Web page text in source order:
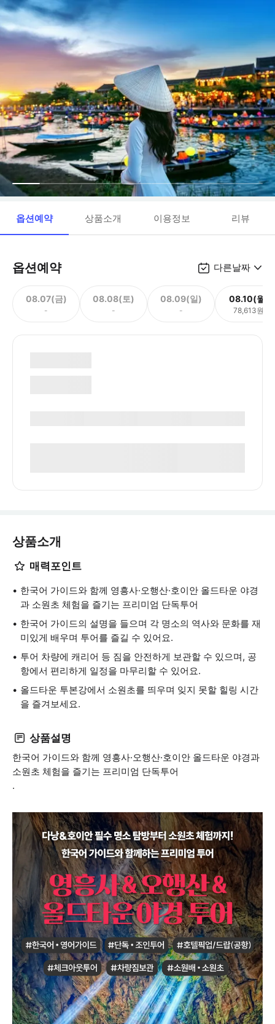
옵션예약 상품소개 이용정보 리뷰
옵션예약 다른날짜
08.07(금)
-
08.08(토)
-
08.09(일)
-
08.10(월)
78,613원
상품소개
매력포인트
한국어 가이드와 함께 영흥사·오행산·호이안 올드타운 야경
과 소원초 체험을 즐기는 프리미엄 단독투어
한국어 가이드의 설명을 들으며 각 명소의 역사와 문화를 재
미있게 배우며 투어를 즐길 수 있어요.
투어 차량에 캐리어 등 짐을 안전하게 보관할 수 있으며, 공
항에서 편리하게 일정을 마무리할 수 있어요.
올드타운 투본강에서 소원초를 띄우며 잊지 못할 힐링 시간
을 즐겨보세요.
상품설명
한국어 가이드와 함께 영흥사·오행산·호이안 올드타운 야경과
소원초 체험을 즐기는 프리미엄 단독투어
.